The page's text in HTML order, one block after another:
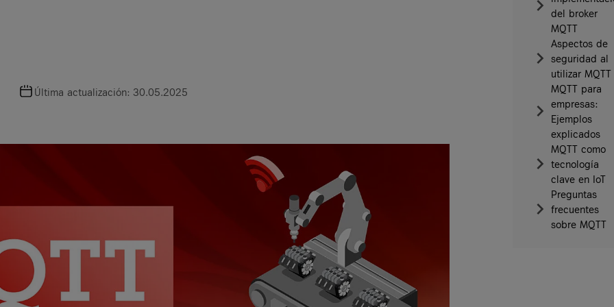
Última actualización: 30.05.2025
del broker
MQTT
Aspectos de
seguridad al
utilizar MQTT
MQTT para
empresas:
Ejemplos
explicados
MQTT como
tecnología
clave en IoT
Preguntas
frecuentes
sobre MQTT